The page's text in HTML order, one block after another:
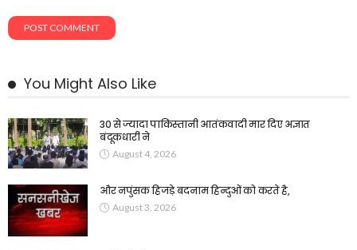
You Might Also Like
30 से ज्यादा पाकिस्तानी आतंकवादी मार दिए अज्ञात
बंदूकधारी ने
August 4, 2026
और नपुंसक हिजड़े बदनाम हिन्दुओं को करते है,
August 3, 2026